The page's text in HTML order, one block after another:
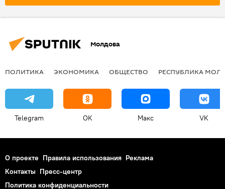
Демонстранты
камни
Молдова
ПОЛИТИКА ЭКОНОМИКА ОБЩЕСТВО РЕСПУБЛИКА
Telegram OK Макс VK
О проекте Правила использования Реклама
Контакты Пресс-центр
Политика конфиденциальности